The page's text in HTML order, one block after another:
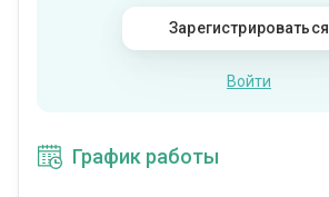
Зарегистрироваться
Войти
График работы